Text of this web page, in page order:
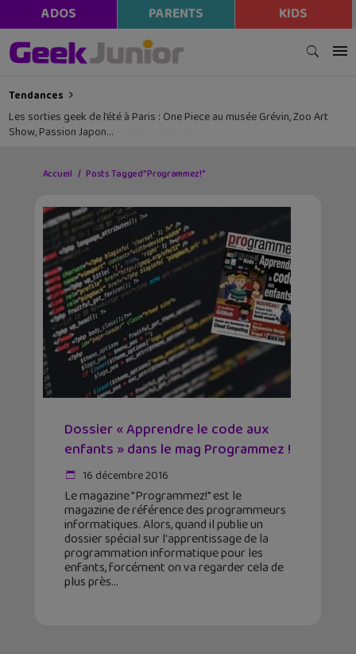
ADOS PARENTS KIDS
Tendances
Les sorties geek de l’été à Paris : One Piece au musée Grévin, Zoo Art
Show, Passion Japon…
Accueil Posts Tagged "Programmez!"
Dossier « Apprendre le code aux
enfants » dans le mag Programmez !
16 décembre 2016
Le magazine "Programmez!" est le
magazine de référence des programmeurs
informatiques. Alors, quand il publie un
dossier spécial sur l'apprentissage de la
programmation informatique pour les
enfants, forcément on va regarder cela de
plus près